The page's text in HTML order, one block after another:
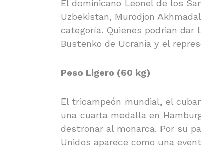
El dominicano Leonel de los
Uzbekistan, Murodjon
categoría. Quienes podrian dar
Bustenko de Ucrania y el
Peso Ligero (60 kg)
El tricampeón mundial, el
una cuarta medalla en
destronar al monarca. Por su
Unidos aparece como una